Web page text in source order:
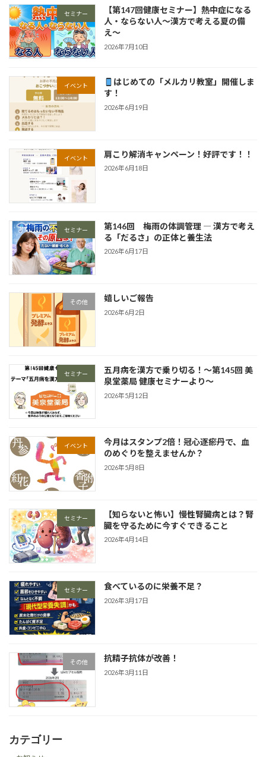
セミナー
【第147回健康セミナー】熱中症になる
人・ならない人〜漢方で考える夏の備
え〜
2026年7月10日
イベント
はじめての「メルカリ教室」開催しま
す！
2026年6月19日
イベント 肩こり解消キャンペーン！好評です！！
2026年6月18日
セミナー
第146回 梅雨の体調管理 ― 漢方で考え
る「だるさ」の正体と養生法
2026年6月17日
その他 嬉しいご報告
2026年6月2日
セミナー
五月病を漢方で乗り切る！〜第145回 美
泉堂薬局 健康セミナーより〜
2026年5月12日
イベント
今月はスタンプ2倍！冠心逐瘀丹で、血
のめぐりを整えませんか？
2026年5月8日
セミナー
【知らないと怖い】慢性腎臓病とは？腎
臓を守るために今すぐできること
2026年4月14日
セミナー 食べているのに栄養不足？
2026年3月17日
その他 抗精子抗体が改善！
2026年3月11日
カテゴリー